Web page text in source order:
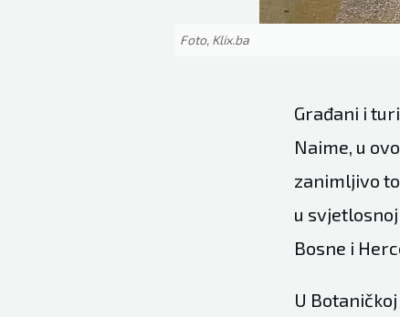
Foto, Klix.ba
Građani i
Naime, u
zanimljivo
u
Bosne i
U